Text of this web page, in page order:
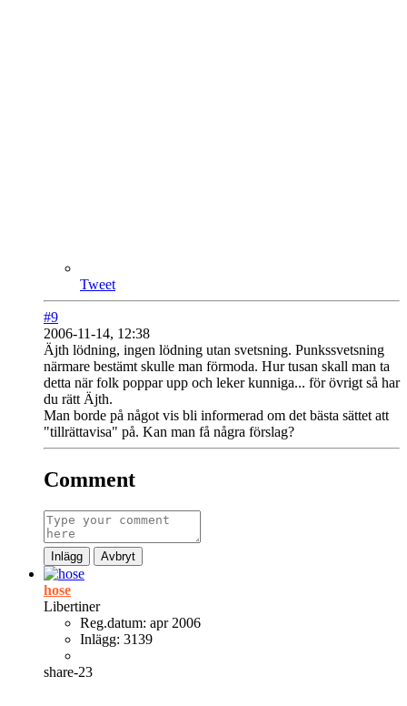
Tweet
#9
2006-11-14, 12:38
Äjth lödning, ingen lödning utan svetsning. Punkssvetsning
närmare bestämt skulle man förmoda. Hur tusan skall man ta
detta när folk poppar upp och leker kunniga... för övrigt så har
du rätt Äjth.
Man borde på något vis bli informerad om det bästa sättet att
"tillrättavisa" på. Kan man få några förslag?
Comment
Inlägg Avbryt
hose
Libertiner
Reg.datum: apr 2006
Inlägg: 3139
share-23